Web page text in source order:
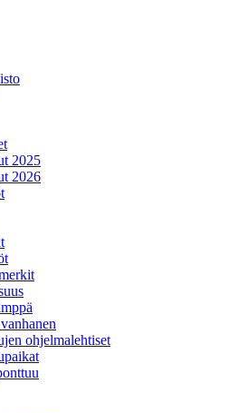
2025
2026
ohjelmalehtiset